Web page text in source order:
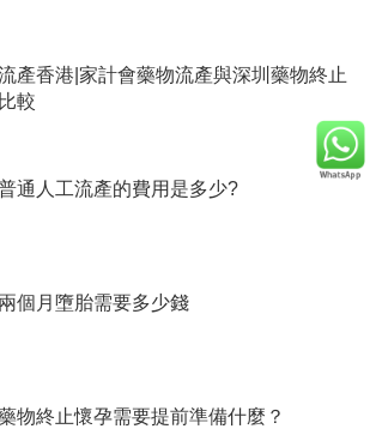
產香港|家計會藥物流產與深圳藥物終止
較
通人工流產的費用是多少?
個月墮胎需要多少錢
物終止懷孕需要提前準備什麼？